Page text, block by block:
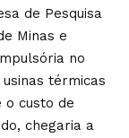
de Pesquisa
Minas e
no
térmicas
o custo de
chegaria a